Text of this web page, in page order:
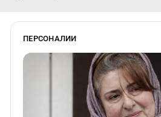
ПЕРСОНАЛИИ